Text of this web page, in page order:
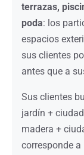
terrazas,
poda: los
espacios
sus clientes
antes que a
Sus clientes
jardín +
madera +
corresponde